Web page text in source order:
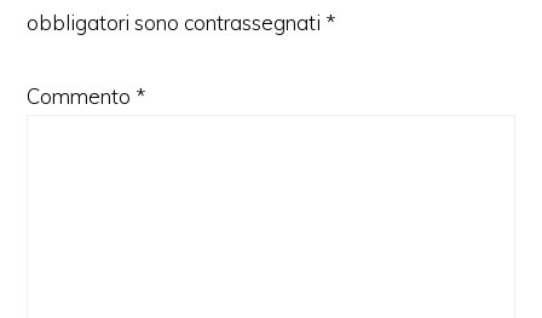
obbligatori sono contrassegnati *
Commento *